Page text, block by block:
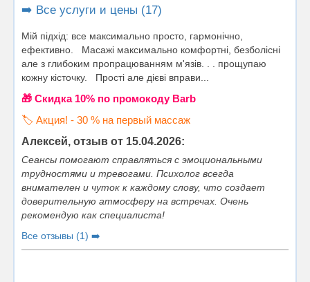
➡️ Все услуги и цены (17)
Мій підхід: все максимально просто, гармонічно,
ефективно. Масажі максимально комфортні, безболісні
але з глибоким пропрацюванням м'язів. . . прощупаю
кожну кісточку. Прості але дієві вправи...
🎁 Cкидка 10% по промокоду Barb
🏷️ Акция! - 30 % на первый массаж
Алексей, отзыв от 15.04.2026:
Сеансы помогают справляться с эмоциональными
трудностями и тревогами. Психолог всегда
внимателен и чуток к каждому слову, что создает
доверительную атмосферу на встречах. Очень
рекомендую как специалиста!
Все отзывы (1) ➡️